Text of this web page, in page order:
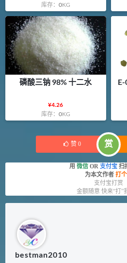
库存： 0KG
磷酸三钠 98% 十二水
¥4.26
库存： 0KG
赞 0 赏
用 微信 OR 支付宝 扫
为本文作者 打
支付宝打赏
金额随意 快来“打”
bestman2010